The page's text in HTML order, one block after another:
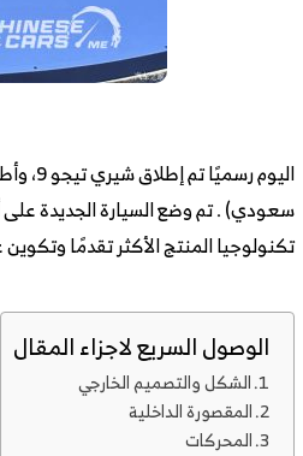
تكنولوجيا المنتج الأكثر تقدمًا
الوصول السريع لاجزاء المقال
الشكل والتصميم الخارجي
المقصورة الداخلية
المحركات